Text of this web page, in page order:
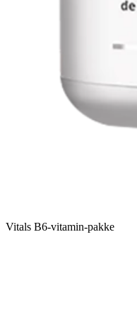
Vitals B6-vitamin-pakke